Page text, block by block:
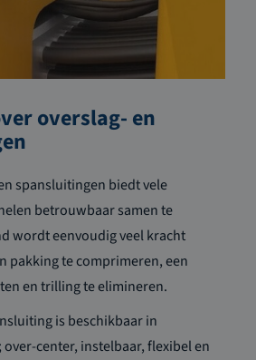
overslag- en
spansluitingen biedt vele
betrouwbaar samen te
wordt eenvoudig veel kracht
pakking te comprimeren, een
en trilling te elimineren.
is beschikbaar in
center, instelbaar, flexibel en